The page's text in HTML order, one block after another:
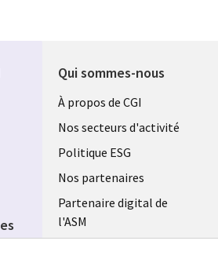
Qui sommes-nous
Useful
links
FRANCE
À propos de CGI
Nos secteurs d'activité
Politique ESG
Nos partenaires
Partenaire digital de
l'ASM